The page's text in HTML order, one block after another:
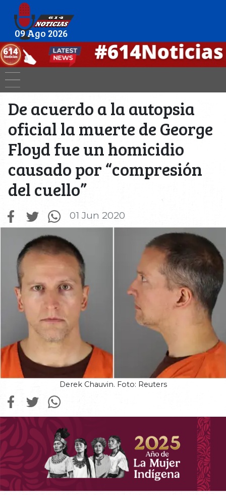
09 Ago 2026
De acuerdo a la autopsia
oficial la muerte de George
Floyd fue un homicidio
causado por “compresión
del cuello”
01 Jun 2020
Derek Chauvin. Foto: Reuters